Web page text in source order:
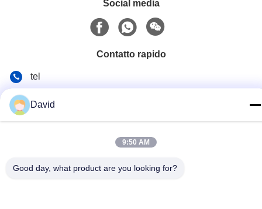
Social media
Contatto rapido
tel
N. 178, Wangzhuang Road, New District, Wuxi, Jiangsu,
David
9:50 AM
Good day, what product are you looking for?